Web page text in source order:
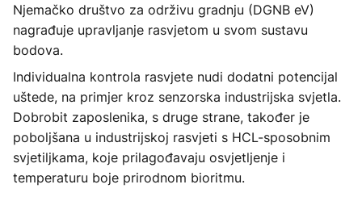
Njemačko društvo za održivu gradnju (DGNB eV)
nagrađuje upravljanje rasvjetom u svom sustavu
bodova.
Individualna kontrola rasvjete nudi dodatni potencijal
uštede, na primjer kroz senzorska industrijska svjetla.
Dobrobit zaposlenika, s druge strane, također je
poboljšana u industrijskoj rasvjeti s HCL-sposobnim
svjetiljkama, koje prilagođavaju osvjetljenje i
temperaturu boje prirodnom bioritmu.